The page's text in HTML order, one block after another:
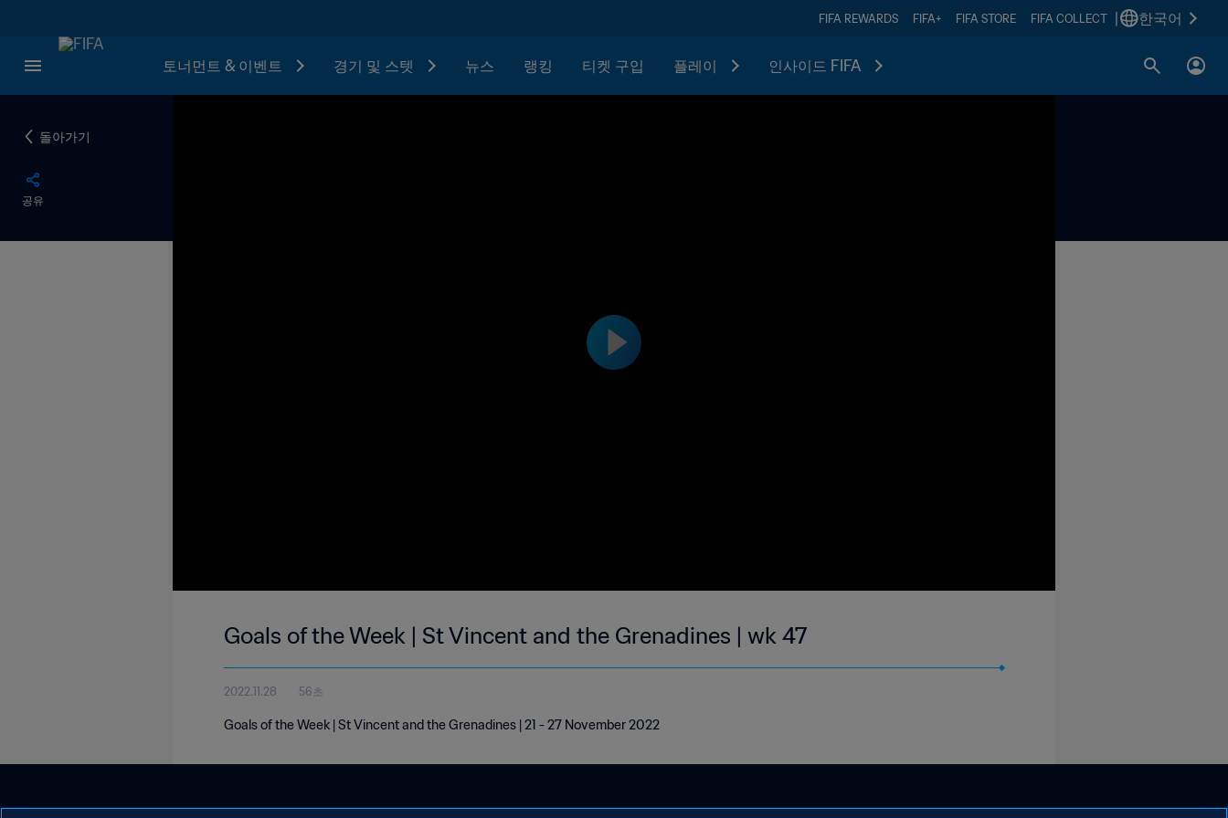
FIFA REWARDS FIFA+ FIFA STORE FIFA COLLECT 한국어
토너먼트 & 이벤트 경기 및 스텟 뉴스 랭킹 티켓 구입 플레이 인사이드 FIFA
돌아가기
공유
Goals of the Week | St Vincent and the Grenadines | wk 47
2022.11.28 56초
Goals of the Week | St Vincent and the Grenadines | 21 - 27 November 2022